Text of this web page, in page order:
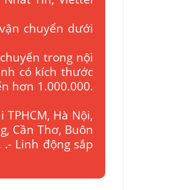
chuyển dưới
trong nội
có kích thước
hơn 1.000.000.
Hà Nội,
Cần Thơ, Buôn
Linh động sắp